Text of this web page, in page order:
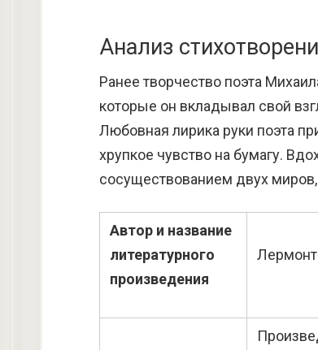
Анализ
Ранее творчество поэта
которые он вкладывал свой
Любовная лирика руки поэта
хрупкое чувство на бумагу.
сосуществованием двух миров,
Автор и название
литературного
произведения